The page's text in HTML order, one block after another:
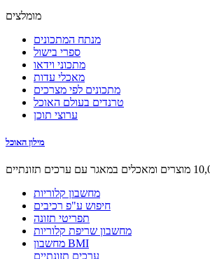
מומלצים
מנתח המתכונים
ספרי בישול
מתכוני וידאו
מאכלי עדות
מתכונים לפי מצרכים
טרנדים בעולם האוכל
ערוצי תוכן
מילון האוכל
מחשבון קלוריות
חיפוש ע"פ רכיבים
תפריטי תזונה
מחשבון שריפת קלוריות
מחשבון BMI
ערכים תזונתיים